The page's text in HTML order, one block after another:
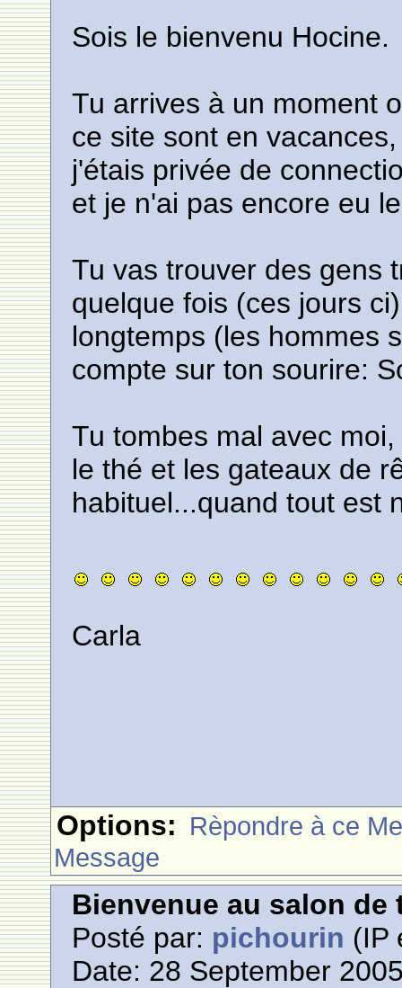
Sois le bienvenu Hocine.
Tu arrives à un moment
ce site sont en
j'étais privée de
et je n'ai pas encore eu
Tu vas trouver des gens
quelque fois (ces jours
longtemps (les hommes
compte sur ton sourire:
Tu tombes mal avec
le thé et les gateaux de
habituel...quand tout est
Carla
Options: Rèpondre à ce
Message
Bienvenue au salon de
Posté par: pichourin (IP
Date: 28 September